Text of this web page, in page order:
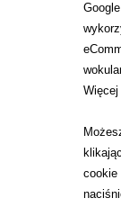
WARUNKI
RANKINGI
SOCZEWKI
Zwrot
ZMIEŃ